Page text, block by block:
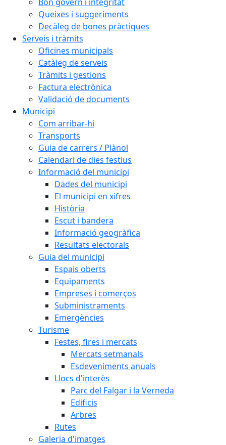
Queixes i suggeriments
Decàleg de bones pràctiques
Serveis i tràmits
Oficines municipals
Catàleg de serveis
Tràmits i gestions
Factura electrònica
Validació de documents
Municipi
Com arribar-hi
Transports
Guia de carrers / Plànol
Calendari de dies festius
Informació del municipi
Dades del municipi
El municipi en xifres
Història
Escut i bandera
Informació geogràfica
Resultats electorals
Guia del municipi
Espais oberts
Equipaments
Empreses i comerços
Subministraments
Emergències
Turisme
Festes, fires i mercats
Mercats setmanals
Esdeveniments anuals
Llocs d'interès
Parc del Falgar i la Verneda
Edificis
Arbres
Rutes
Galeria d'imatges